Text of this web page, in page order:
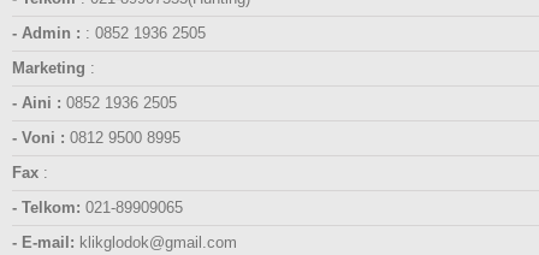
- Admin : : 0852 1936 2505
Marketing :
- Aini : 0852 1936 2505
- Voni : 0812 9500 8995
Fax :
- Telkom: 021-89909065
- E-mail: klikglodok@gmail.com